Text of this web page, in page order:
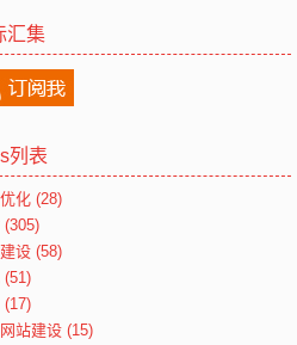
汇集
列表
化 (28)
(305)
设 (58)
(51)
(17)
站建设 (15)